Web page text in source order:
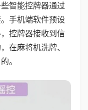
智能控牌器通过
手机端软件预设
控牌器接收到信
在麻将机洗牌、
。